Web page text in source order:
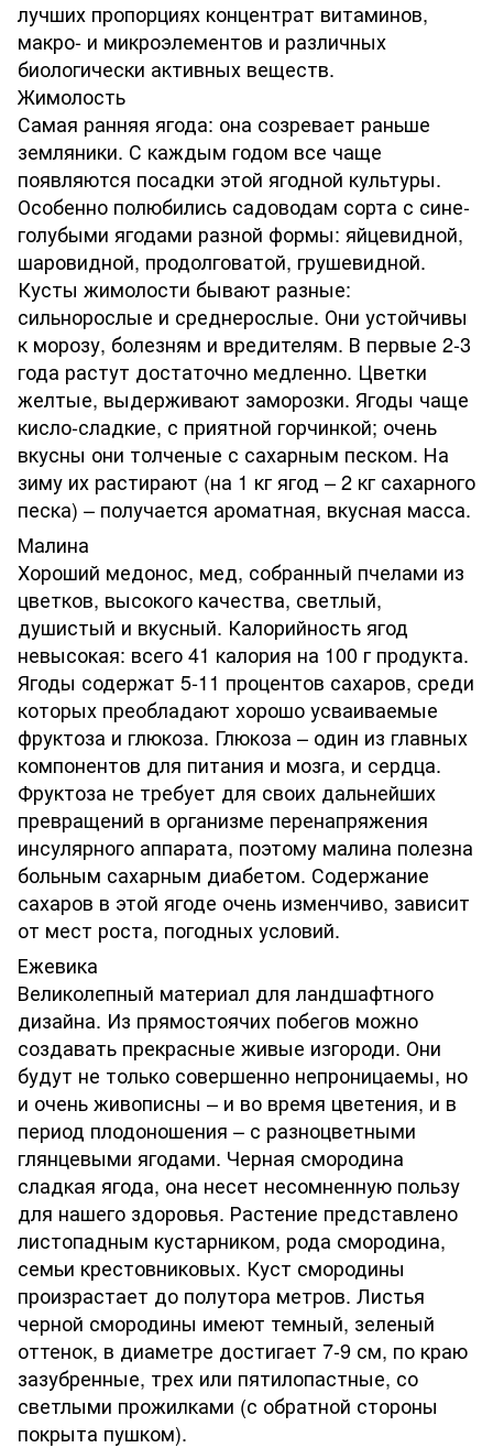
лучших пропорциях концентрат витаминов,
макро- и микроэлементов и различных
биологически активных веществ.
Жимолость
Самая ранняя ягода: она созревает раньше
земляники. С каждым годом все чаще
появляются посадки этой ягодной культуры.
Особенно полюбились садоводам сорта с сине-
голубыми ягодами разной формы: яйцевидной,
шаровидной, продолговатой, грушевидной.
Кусты жимолости бывают разные:
сильнорослые и среднерослые. Они устойчивы
к морозу, болезням и вредителям. В первые 2-3
года растут достаточно медленно. Цветки
желтые, выдерживают заморозки. Ягоды чаще
кисло-сладкие, с приятной горчинкой; очень
вкусны они толченые с сахарным песком. На
зиму их растирают (на 1 кг ягод – 2 кг сахарного
песка) – получается ароматная, вкусная масса.
Малина
Хороший медонос, мед, собранный пчелами из
цветков, высокого качества, светлый,
душистый и вкусный. Калорийность ягод
невысокая: всего 41 калория на 100 г продукта.
Ягоды содержат 5-11 процентов сахаров, среди
которых преобладают хорошо усваиваемые
фруктоза и глюкоза. Глюкоза – один из главных
компонентов для питания и мозга, и сердца.
Фруктоза не требует для своих дальнейших
превращений в организме перенапряжения
инсулярного аппарата, поэтому малина полезна
больным сахарным диабетом. Содержание
сахаров в этой ягоде очень изменчиво, зависит
от мест роста, погодных условий.
Ежевика
Великолепный материал для ландшафтного
дизайна. Из прямостоячих побегов можно
создавать прекрасные живые изгороди. Они
будут не только совершенно непроницаемы, но
и очень живописны – и во время цветения, и в
период плодоношения – с разноцветными
глянцевыми ягодами. Черная смородина
сладкая ягода, она несет несомненную пользу
для нашего здоровья. Растение представлено
листопадным кустарником, рода смородина,
семьи крестовниковых. Куст смородины
произрастает до полутора метров. Листья
черной смородины имеют темный, зеленый
оттенок, в диаметре достигает 7-9 см, по краю
зазубренные, трех или пятилопастные, со
светлыми прожилками (с обратной стороны
покрыта пушком).